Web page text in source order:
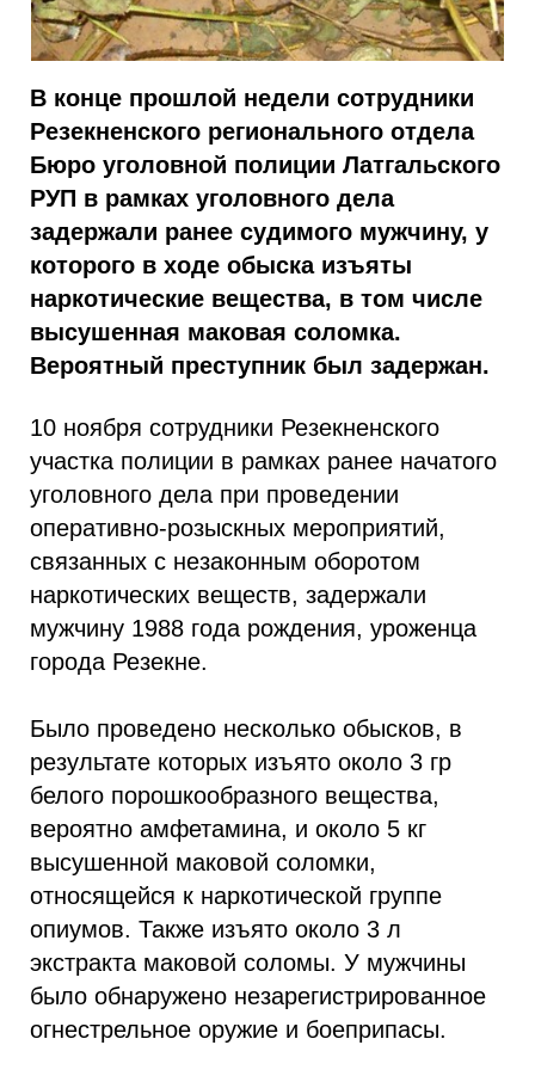
В конце прошлой недели сотрудники
Резекненского регионального отдела
Бюро уголовной полиции Латгальского
РУП в рамках уголовного дела
задержали ранее судимого мужчину, у
которого в ходе обыска изъяты
наркотические вещества, в том числе
высушенная маковая соломка.
Вероятный преступник был задержан.
10 ноября сотрудники Резекненского
участка полиции в рамках ранее начатого
уголовного дела при проведении
оперативно-розыскных мероприятий,
связанных с незаконным оборотом
наркотических веществ, задержали
мужчину 1988 года рождения, уроженца
города Резекне.
Было проведено несколько обысков, в
результате которых изъято около 3 гр
белого порошкообразного вещества,
вероятно амфетамина, и около 5 кг
высушенной маковой соломки,
относящейся к наркотической группе
опиумов. Также изъято около 3 л
экстракта маковой соломы. У мужчины
было обнаружено незарегистрированное
огнестрельное оружие и боеприпасы.